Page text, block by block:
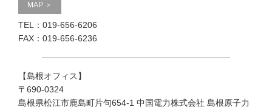
MAP ＞
TEL：019-656-6206
FAX：019-656-6236
【島根オフィス】
〒690-0324
島根県松江市鹿島町片句654-1 中国電力株式会社 島根原子力